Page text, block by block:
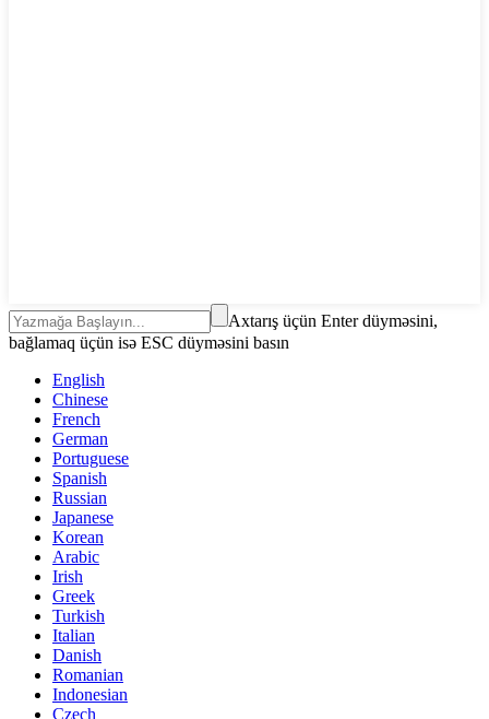
Axtarış üçün Enter düyməsini,
bağlamaq üçün isə ESC düyməsini basın
English
Chinese
French
German
Portuguese
Spanish
Russian
Japanese
Korean
Arabic
Irish
Greek
Turkish
Italian
Danish
Romanian
Indonesian
Czech